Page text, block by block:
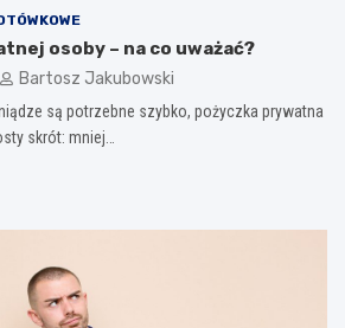
osoby – na co uważać?
Bartosz Jakubowski
są potrzebne szybko, pożyczka prywatna
skrót: mniej…